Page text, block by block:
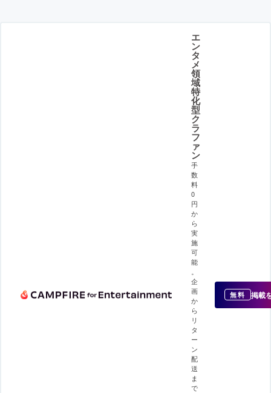
エ
ン
タ
メ
領
域
特
化
型
ク
ラ
フ
ァ
ン
手
数
料
0
円
か
ら
実
施
可
能
企
画
か
ら
リ
タ
ー
ン
配
送
ま
で
無料 掲載